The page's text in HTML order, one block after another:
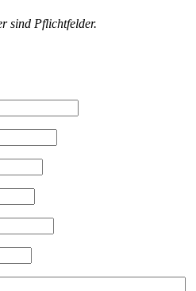
sind Pflichtfelder.